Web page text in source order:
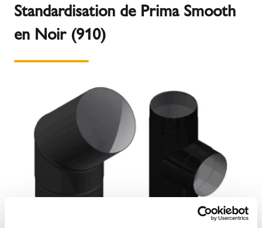
Standardisation de Prima Smooth
en Noir (910)